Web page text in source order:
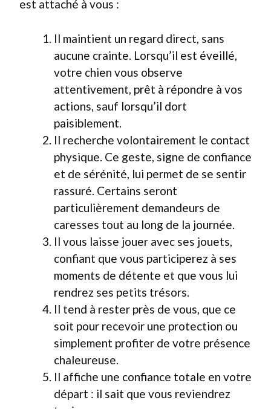
est attaché à vous :
Il maintient un regard direct, sans
aucune crainte. Lorsqu’il est éveillé,
votre chien vous observe
attentivement, prêt à répondre à vos
actions, sauf lorsqu’il dort
paisiblement.
Il recherche volontairement le contact
physique. Ce geste, signe de confiance
et de sérénité, lui permet de se sentir
rassuré. Certains seront
particulièrement demandeurs de
caresses tout au long de la journée.
Il vous laisse jouer avec ses jouets,
confiant que vous participerez à ses
moments de détente et que vous lui
rendrez ses petits trésors.
Il tend à rester près de vous, que ce
soit pour recevoir une protection ou
simplement profiter de votre présence
chaleureuse.
Il affiche une confiance totale en votre
départ : il sait que vous reviendrez